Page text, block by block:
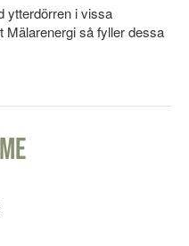
ytterdörren i vissa
Mälarenergi så fyller dessa